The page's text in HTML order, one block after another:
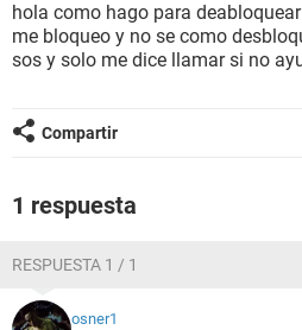
hola como hago para
me bloqueo y no se como
sos y solo me dice llamar si no
Compartir
1 respuesta
RESPUESTA 1 / 1
osner1